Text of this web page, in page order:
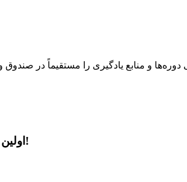
و منابع یادگیری را مستقیماً در
اولین قدم به سوی کامیابی را بردارید!